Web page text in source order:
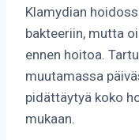
Klamydian
bakteeriin, mutta
ennen hoitoa.
muutamassa
pidättäytyä koko
mukaan.